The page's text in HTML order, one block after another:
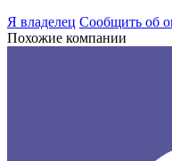
Я владелец Сообщить об
Похожие компании